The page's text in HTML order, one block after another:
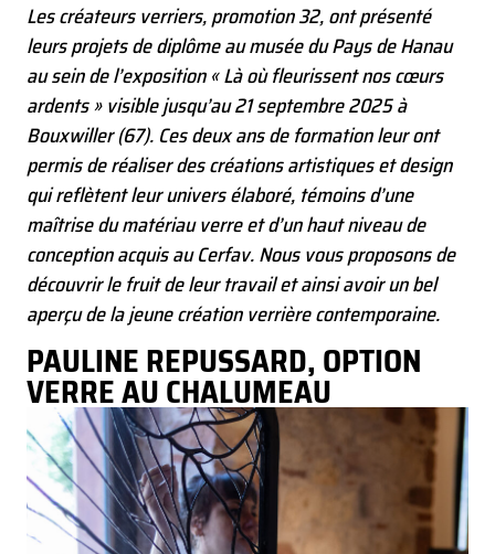
Les créateurs verriers, promotion 32, ont présenté
leurs projets de diplôme au musée du Pays de Hanau
au sein de l’exposition « Là où fleurissent nos cœurs
ardents » visible jusqu’au 21 septembre 2025 à
Bouxwiller (67). Ces deux ans de formation leur ont
permis de réaliser des créations artistiques et design
qui reflètent leur univers élaboré, témoins d’une
maîtrise du matériau verre et d’un haut niveau de
conception acquis au Cerfav. Nous vous proposons de
découvrir le fruit de leur travail et ainsi avoir un bel
aperçu de la jeune création verrière contemporaine.
PAULINE REPUSSARD, OPTION
VERRE AU CHALUMEAU